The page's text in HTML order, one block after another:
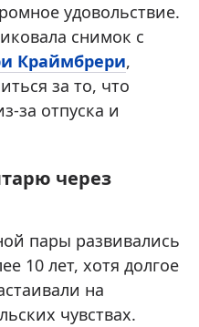
удовольствие.
снимок с
Краймбрери,
за то, что
за отпуска и
через
пары развивались
10 лет, хотя долгое
на
чувствах.